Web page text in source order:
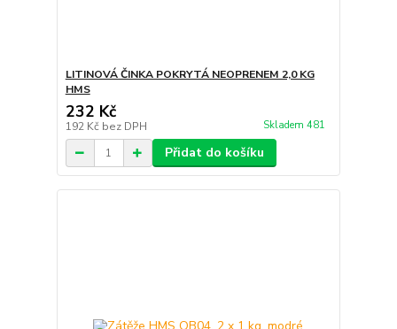
LITINOVÁ ČINKA POKRYTÁ NEOPRENEM 2,0 KG
HMS
232 Kč
192 Kč bez DPH Skladem 481
Přidat do košíku